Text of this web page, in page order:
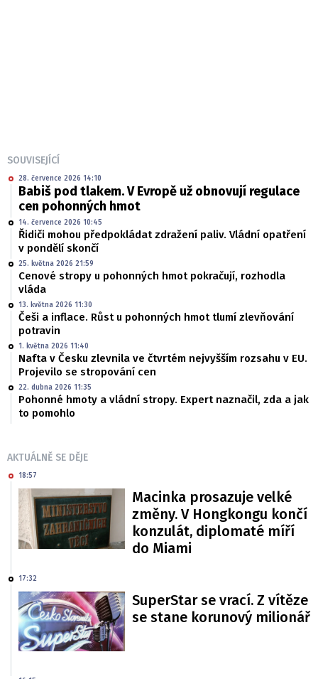
SOUVISEJÍCÍ
28. července 2026 14:10
Babiš pod tlakem. V Evropě už obnovují regulace
cen pohonných hmot
14. července 2026 10:45
Řidiči mohou předpokládat zdražení paliv. Vládní opatření
v pondělí skončí
25. května 2026 21:59
Cenové stropy u pohonných hmot pokračují, rozhodla
vláda
13. května 2026 11:30
Češi a inflace. Růst u pohonných hmot tlumí zlevňování
potravin
1. května 2026 11:40
Nafta v Česku zlevnila ve čtvrtém nejvyšším rozsahu v EU.
Projevilo se stropování cen
22. dubna 2026 11:35
Pohonné hmoty a vládní stropy. Expert naznačil, zda a jak
to pomohlo
AKTUÁLNĚ SE DĚJE
18:57
Macinka prosazuje velké
změny. V Hongkongu končí
konzulát, diplomaté míří
do Miami
17:32
SuperStar se vrací. Z vítěze
se stane korunový milionář